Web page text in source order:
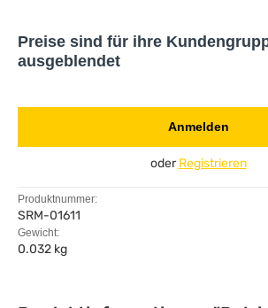
Preise sind für ihre
ausgeblendet
Anmelden
oderRegistrieren
Produktnummer:
SRM-01611
Gewicht:
0.032 kg